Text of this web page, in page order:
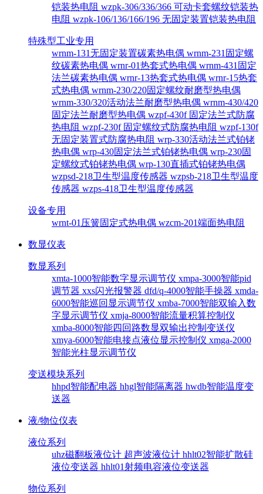
铠装热电阻 wzpk-306/336/366 可动卡套螺纹铠装热
电阻 wzpk-106/136/166/196 无固定装置铠装热电阻
特殊型工业专用
wrnm-131无固定装置碳素热电偶 wrnm-231固定螺
纹碳素热电偶 wrnr-01热套式热电偶 wrnm-431固定
法兰碳素热电偶 wrnr-13热套式热电偶 wrnr-15热套
式热电偶 wrnm-230/220固定螺纹耐磨型热电偶
wrnm-330/320活动法兰耐磨型热电偶 wrnm-430/420
固定法兰耐磨型热电偶 wzpf-430f 固定法兰式防腐
热电阻 wzpf-230f 固定螺纹式防腐热电阻 wzpf-130f
无固定装置式防腐热电阻 wrp-330活动法兰式铂铑
热电偶 wrp-430固定法兰式铂铑热电偶 wrp-230固
定螺纹式铂铑热电偶 wrp-130直插式铂铑热电偶
wzpsd-218卫生型温度传感器 wzpsb-218卫生型温度
传感器 wzps-418卫生型温度传感器
设备专用
wrnt-01压簧固定式热电偶 wzcm-201端面热电阻
数显仪表
数显系列
xmta-1000智能数字显示调节仪 xmpa-3000智能pid
调节器 xxs闪光报警器 dfd/q-4000智能手操器 xmda-
6000智能巡回显示调节仪 xmba-7000智能双输入数
字显示调节仪 xmja-8000智能流量积算控制仪
xmba-8000智能四回路数显双输出控制变送仪
xmya-6000智能电接点液位显示控制仪 xmga-2000
智能光柱显示调节仪
变送模块系列
hhpd智能配电器 hhgl智能隔离器 hwdb智能温度变
送器
液/物位仪表
液位系列
uhz磁翻板液位计 超声波液位计 hhlt02智能扩散硅
液位变送器 hhlt01射频电容液位变送器
物位系列